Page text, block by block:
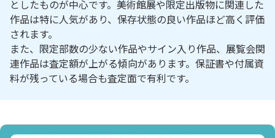
としたものが中心です。美術館展や限定出版物に関連した
作品は特に人気があり、保存状態の良い作品ほど高く評価
されます。
また、限定部数の少ない作品やサイン入り作品、展覧会関
連作品は査定額が上がる傾向があります。保証書や付属資
料が残っている場合も査定面で有利です。